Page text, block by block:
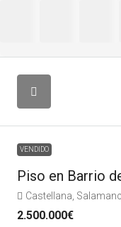
VENDIDO
Piso en Barrio
Castellana,
2.500.000€